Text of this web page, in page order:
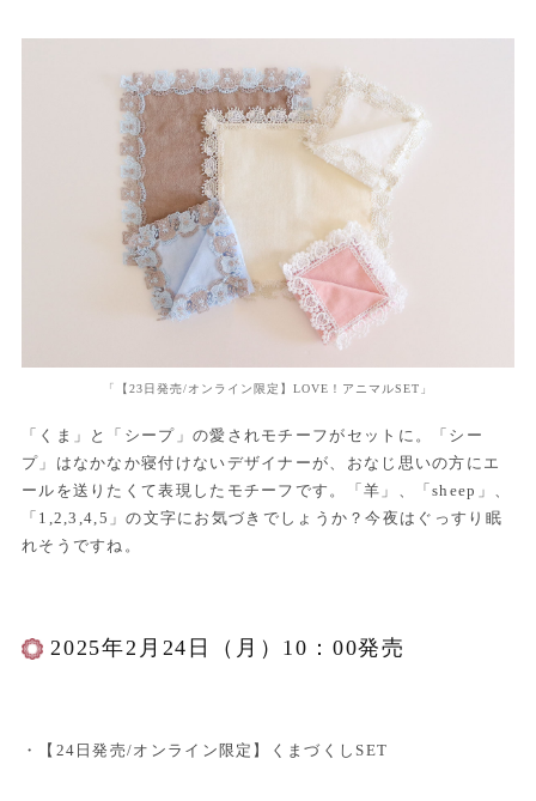
「【23日発売/オンライン限定】LOVE！アニマルSET」
「くま」と「シープ」の愛されモチーフがセットに。「シー
プ」はなかなか寝付けないデザイナーが、おなじ思いの方にエ
ールを送りたくて表現したモチーフです。「羊」、「sheep」、
「1,2,3,4,5」の文字にお気づきでしょうか？今夜はぐっすり眠
れそうですね。
2025年2月24日（月）10：00発売
・【24日発売/オンライン限定】くまづくしSET